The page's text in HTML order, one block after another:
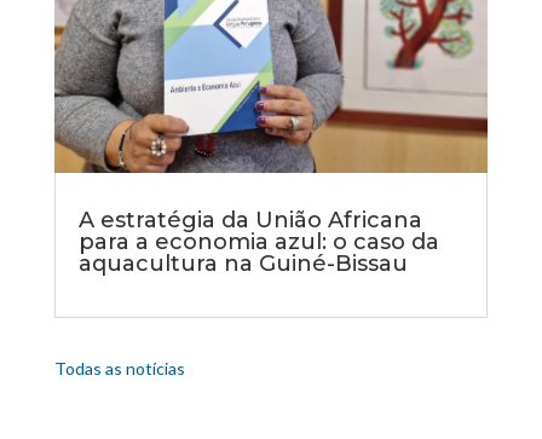
A estratégia da União Africana
para a economia azul: o caso da
aquacultura na Guiné-Bissau
Todas as notícias